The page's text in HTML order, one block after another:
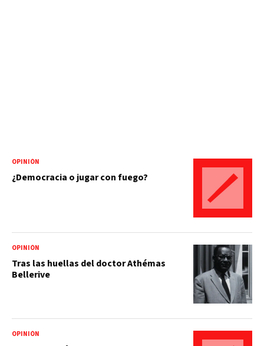
OPINIÓN
¿Democracia o jugar con fuego?
OPINIÓN
Tras las huellas del doctor Athémas
Bellerive
OPINIÓN